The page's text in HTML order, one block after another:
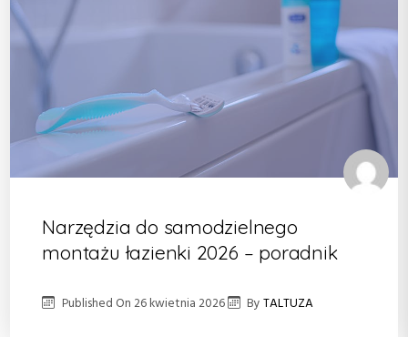
Narzędzia do samodzielnego
montażu łazienki 2026 – poradnik
Published On26 kwietnia 2026 ByTALTUZA